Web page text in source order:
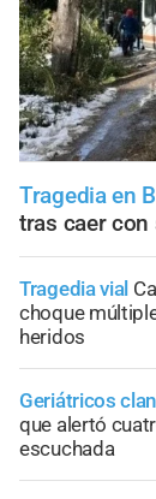
Tragedia en
tras caer con
Tragedia vial
choque
heridos
Geriátricos
que alertó
escuchada